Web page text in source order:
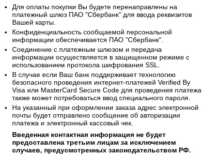
Для оплаты покупки Вы будете перенаправлены на
платежный шлюз ПАО "Сбербанк" для ввода реквизитов
Вашей карты.
Конфиденциальность сообщаемой персональной
информации обеспечивается ПАО "Сбербанк".
Соединение с платежным шлюзом и передача
информации осуществляется в защищенном режиме с
использованием протокола шифрования SSL.
В случае если Ваш банк поддерживает технологию
безопасного проведения интернет-платежей Verified By
Visa или MasterCard Secure Code для проведения платежа
также может потребоваться ввод специального пароля.
На указанный при оформлении заказа адрес электронной
почты будет отправлено сообщение об авторизации
платежа и электронный кассовый чек.
Введенная контактная информация не будет
предоставлена третьим лицам за исключением
случаев, предусмотренных законодательством РФ.